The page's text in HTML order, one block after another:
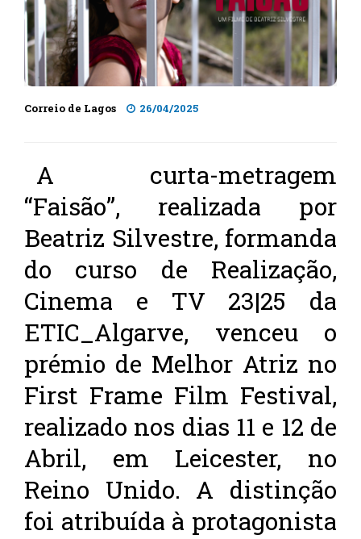
Correio de Lagos 26/04/2025
A curta-metragem
“Faisão”, realizada por
Beatriz Silvestre, formanda
do curso de Realização,
Cinema e TV 23|25 da
ETIC_Algarve, venceu o
prémio de Melhor Atriz no
First Frame Film Festival,
realizado nos dias 11 e 12 de
Abril, em Leicester, no
Reino Unido. A distinção
foi atribuída à protagonista